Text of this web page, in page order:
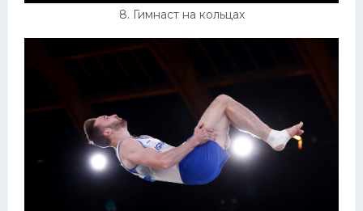
8. Гимнаст на кольцах